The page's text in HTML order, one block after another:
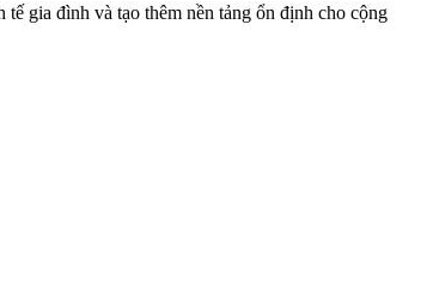
gia đình và tạo thêm nền tảng ổn định cho cộng